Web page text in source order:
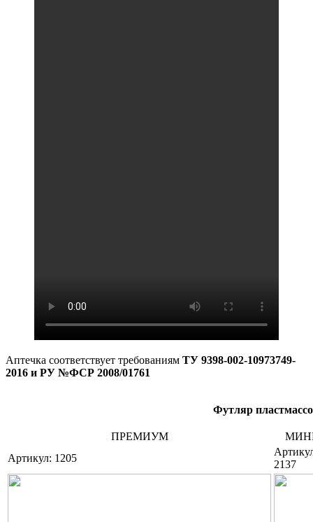
Аптечка соответствует требованиям ТУ 9398-002-10973749-
2016 и РУ №ФСР 2008/01761
Футляр
ПРЕМИУМ
Артикул: 1205
2137